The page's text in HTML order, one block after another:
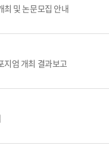
및 논문모집 안내
지엄 개최 결과보고